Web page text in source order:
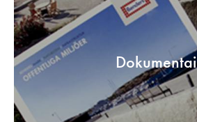
Dokumentai